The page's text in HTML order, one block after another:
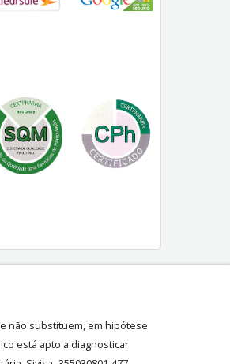
não substituem, em hipótese
está apto a diagnosticar